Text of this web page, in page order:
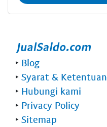
‣ Blog
‣ Syarat & Ketentuan
‣ Hubungi kami
‣ Privacy Policy
‣ Sitemap